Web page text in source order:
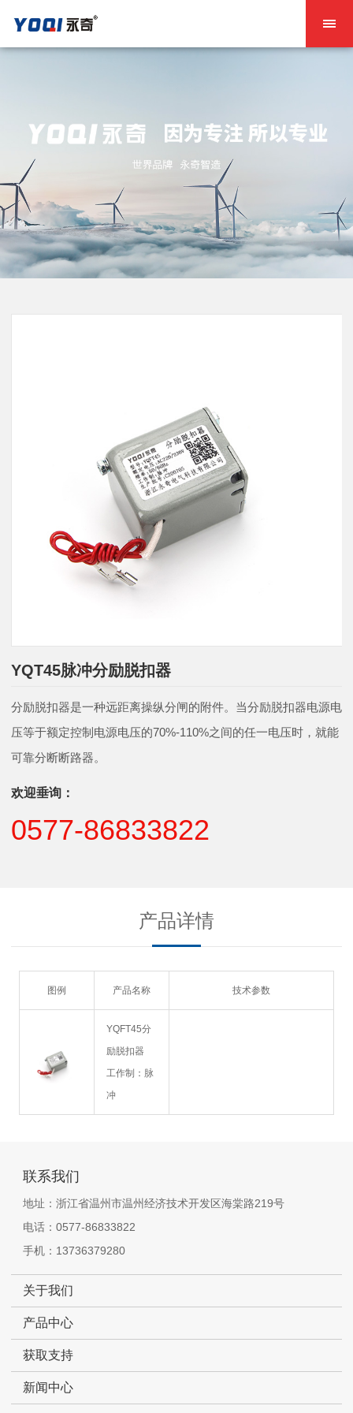
YQT45脉冲分励脱扣器
分励脱扣器是一种远距离操纵分闸的附件。当分励脱扣器电源电
压等于额定控制电源电压的70%-110%之间的任一电压时，就能
可靠分断断路器。
欢迎垂询：
0577-86833822
产品详情
图例 产品名称 技术参数
YQFT45分
励脱扣器
工作制：脉
冲
联系我们
地址：浙江省温州市温州经济技术开发区海棠路219号
电话：0577-86833822
手机：13736379280
关于我们
产品中心
获取支持
新闻中心